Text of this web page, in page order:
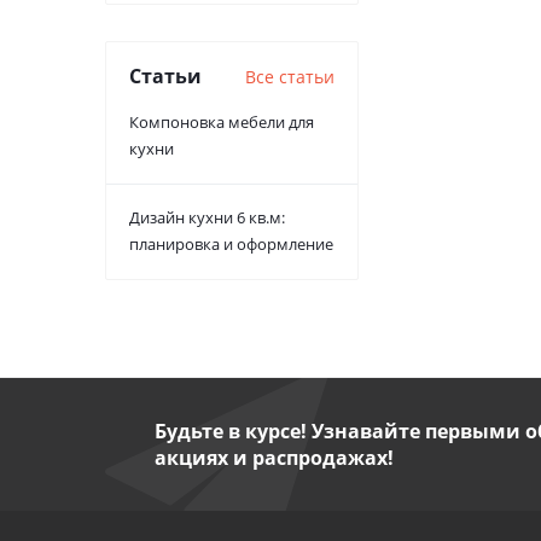
Статьи Все статьи
Компоновка мебели для
кухни
Дизайн кухни 6 кв.м:
планировка и оформление
Будьте в курсе! Узнавайте первыми
акциях и распродажах!